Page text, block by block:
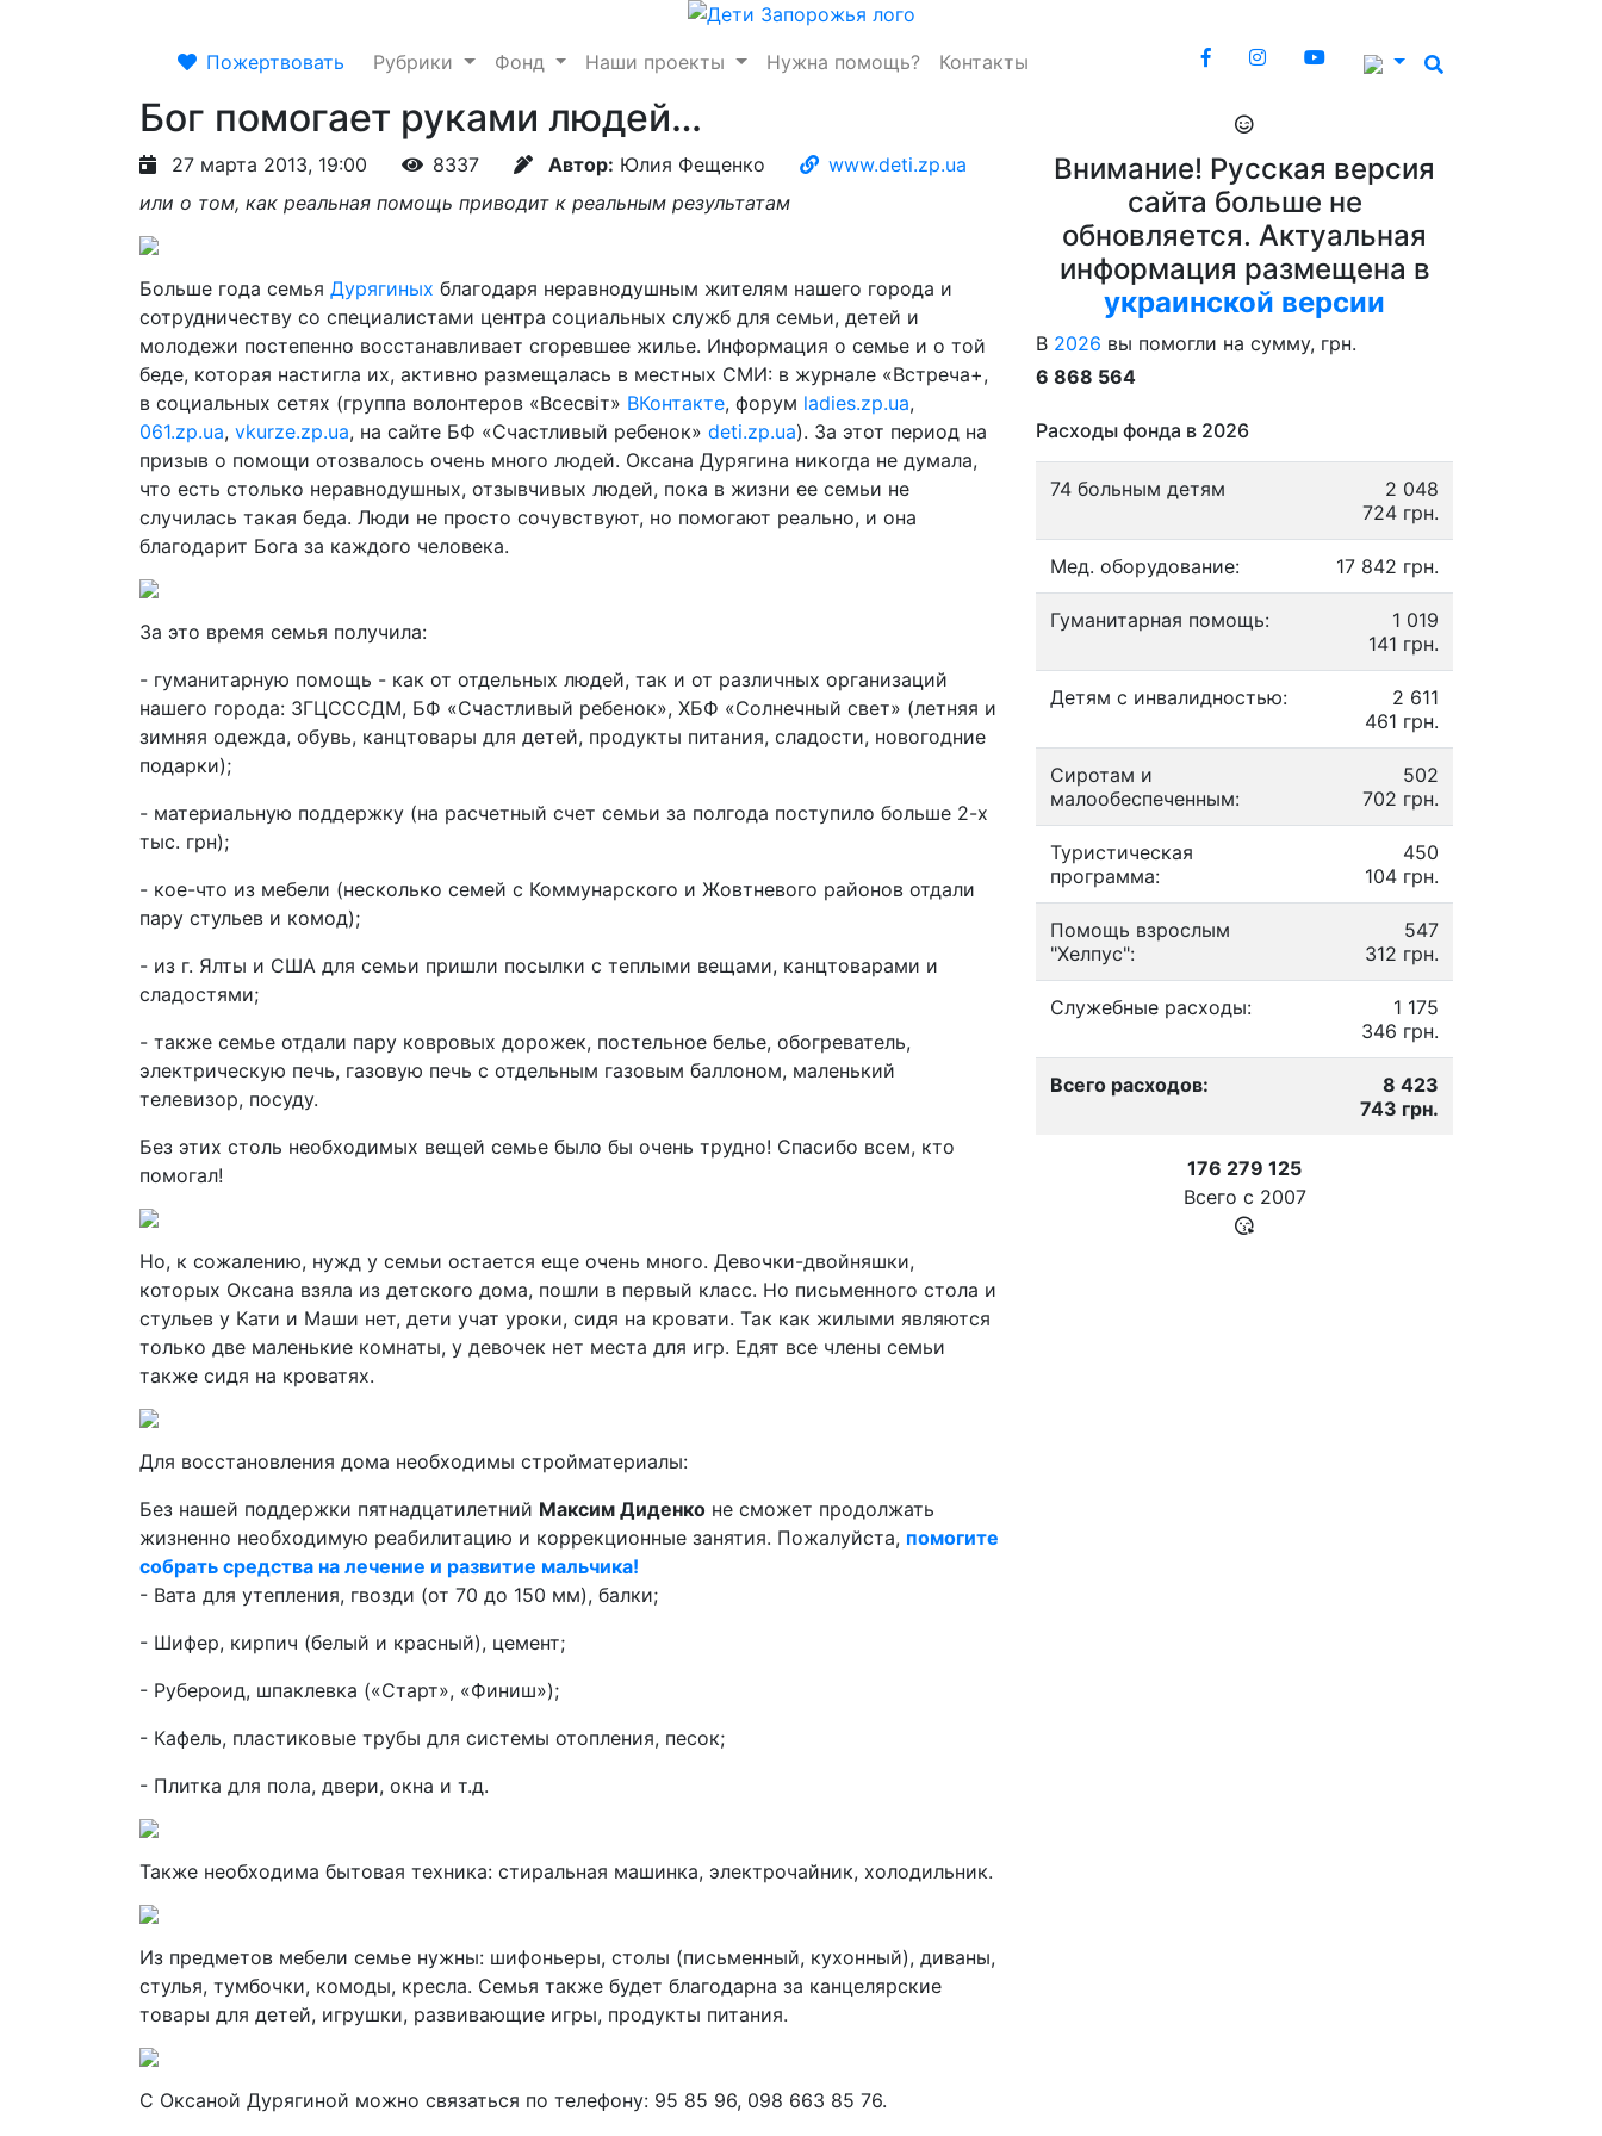
Пожертвовать Рубрики Фонд Наши проекты Нужна помощь? Контакты
Бог помогает руками людей…
27 марта 2013, 19:00 8337 Автор: Юлия Фещенко
www.deti.zp.ua
или о том, как реальная помощь приводит к реальным результатам
Больше года семья Дурягиных благодаря неравнодушным жителям нашего города и
сотрудничеству со специалистами центра социальных служб для семьи, детей и
молодежи постепенно восстанавливает сгоревшее жилье. Информация о семье и о той
беде, которая настигла их, активно размещалась в местных СМИ: в журнале «Встреча+,
в социальных сетях (группа волонтеров «Всесвіт» ВКонтакте, форум ladies.zp.ua,
061.zp.ua, vkurze.zp.ua, на сайте БФ «Счастливый ребенок» deti.zp.ua). За этот период на
призыв о помощи отозвалось очень много людей. Оксана Дурягина никогда не думала,
что есть столько неравнодушных, отзывчивых людей, пока в жизни ее семьи не
случилась такая беда. Люди не просто сочувствуют, но помогают реально, и она
благодарит Бога за каждого человека.
За это время семья получила:
- гуманитарную помощь - как от отдельных людей, так и от различных организаций
нашего города: ЗГЦСССДМ, БФ «Счастливый ребенок», ХБФ «Солнечный свет» (летняя и
зимняя одежда, обувь, канцтовары для детей, продукты питания, сладости, новогодние
подарки);
- материальную поддержку (на расчетный счет семьи за полгода поступило больше 2-х
тыс. грн);
- кое-что из мебели (несколько семей с Коммунарского и Жовтневого районов отдали
пару стульев и комод);
- из г. Ялты и США для семьи пришли посылки с теплыми вещами, канцтоварами и
сладостями;
- также семье отдали пару ковровых дорожек, постельное белье, обогреватель,
электрическую печь, газовую печь с отдельным газовым баллоном, маленький
телевизор, посуду.
Без этих столь необходимых вещей семье было бы очень трудно! Спасибо всем, кто
помогал!
Но, к сожалению, нужд у семьи остается еще очень много. Девочки-двойняшки,
которых Оксана взяла из детского дома, пошли в первый класс. Но письменного стола и
стульев у Кати и Маши нет, дети учат уроки, сидя на кровати. Так как жилыми являются
только две маленькие комнаты, у девочек нет места для игр. Едят все члены семьи
также сидя на кроватях.
Для восстановления дома необходимы стройматериалы:
Без нашей поддержки пятнадцатилетний Максим Диденко не сможет продолжать
жизненно необходимую реабилитацию и коррекционные занятия. Пожалуйста, помогите
собрать средства на лечение и развитие мальчика!
- Вата для утепления, гвозди (от 70 до 150 мм), балки;
- Шифер, кирпич (белый и красный), цемент;
- Рубероид, шпаклевка («Старт», «Финиш»);
- Кафель, пластиковые трубы для системы отопления, песок;
- Плитка для пола, двери, окна и т.д.
Также необходима бытовая техника: стиральная машинка, электрочайник, холодильник.
Из предметов мебели семье нужны: шифоньеры, столы (письменный, кухонный), диваны,
стулья, тумбочки, комоды, кресла. Семья также будет благодарна за канцелярские
товары для детей, игрушки, развивающие игры, продукты питания.
С Оксаной Дурягиной можно связаться по телефону: 95 85 96, 098 663 85 76.
Внимание! Русская версия
сайта больше не
обновляется. Актуальная
информация размещена в
украинской версии
В 2026 вы помогли на сумму, грн.
6 868 564
Расходы фонда в 2026
74 больным детям
2 048
724 грн.
Мед. оборудование: 17 842 грн.
Гуманитарная помощь:
1 019
141 грн.
Детям с инвалидностью:
2 611
461 грн.
Сиротам и
малообеспеченным:
502
702 грн.
Туристическая
программа:
450
104 грн.
Помощь взрослым
"Хелпус":
547
312 грн.
Служебные расходы:
1 175
346 грн.
Всего расходов:
8 423
743 грн.
176 279 125
Всего с 2007